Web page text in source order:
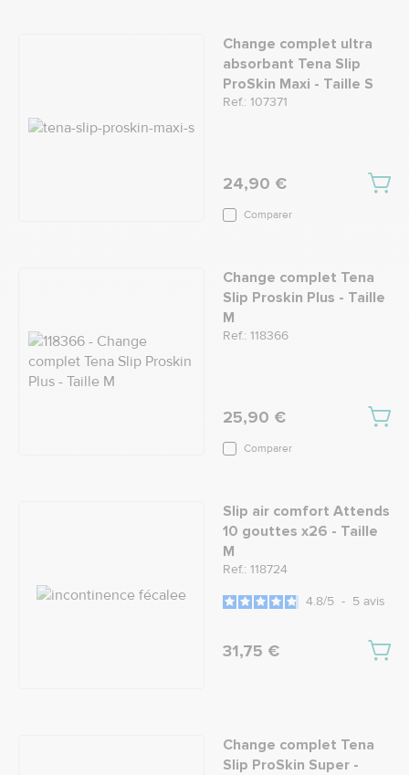
Change complet ultra
absorbant Tena Slip
ProSkin Maxi - Taille S
Ref.: 107371
24,90 €
Comparer
Change complet Tena
Slip Proskin Plus - Taille
M
Ref.: 118366
25,90 €
Comparer
Slip air comfort Attends
10 gouttes x26 - Taille
M
Ref.: 118724
4.8/5 - 5 avis
31,75 €
Change complet Tena
Slip ProSkin Super -